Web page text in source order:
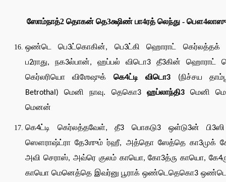
ஸோம்நாத்2 தொகன் தெ3க்ஷிண் பா4ரத் லெந்து - பௌ4லாஸு
ஒண்டெ பெ3ட்கொகின், பெ3ட்கி ஹொராட் கெர்லத்தக்
ப2ராது, நக3ல்பான், ஹப்பல் விடொ3 தீ3கின் ஹொராட்
கெர்லரியொ விஶேஷுக் கெ4ட்டி விடொ3 (நிச்சய
Betrothal) மெனி நாவு. தெகொ3 ஹப்லாந்தி3மெனி
மெனன்
கெ4ட்டி கெர்லத்தவேள், தீ3 பொகடு3 ஒள்டு3ன்
ஸௌராஷ்ட்ரா தே3ஶும் ர்ஹீ, அத்தொ ஸேத்தெ கா3முக்
அவி செராஸ், அவ்ரெ குலம் காயொ, கோ3த்ரு காயொ,
காயொ மெனெத்தெ இவர்னு பூராக் ஒண்டெதெகொ3